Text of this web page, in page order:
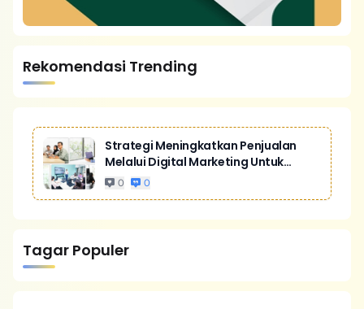
Rekomendasi Trending
Strategi Meningkatkan Penjualan
Melalui Digital Marketing Untuk
Bisnis Yang Lebih Kompetitif
0 0
Tagar Populer